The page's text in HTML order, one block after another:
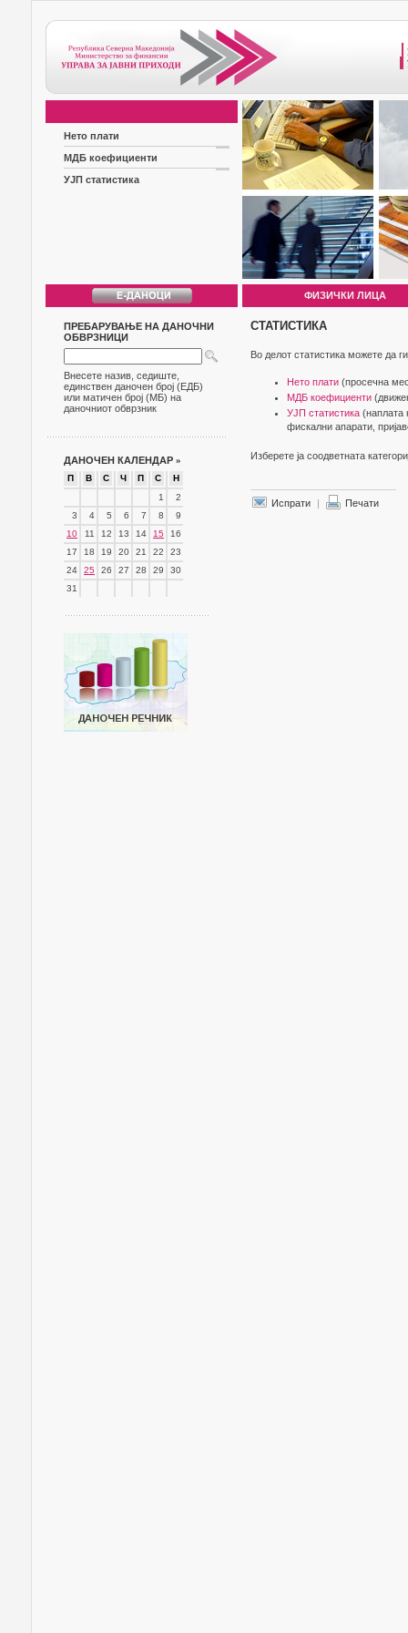
Нето плати
МДБ коефициенти
УЈП статистика
ФИЗИЧКИ ЛИЦА
ПРЕБАРУВАЊЕ НА ДАНОЧНИ
ОБВРЗНИЦИ
Внесете назив, седиште,
единствен даночен број (ЕДБ)
или матичен број (МБ) на
даночниот обврзник
ДАНОЧЕН КАЛЕНДАР »
П В С Ч П С
Н
1
2
3
4 5 6 7 8
9
10
11 12 13 14 15
16
17
18 19 20 21 22
23
24
25 26 27 28 29
30
31
СТАТИСТИКА
Во делот статистика можете да
Нето плати (просечна
МДБ коефициенти
УЈП статистика (наплата
фискални апарати,
Изберете ја соодветната
Испрати | Печати